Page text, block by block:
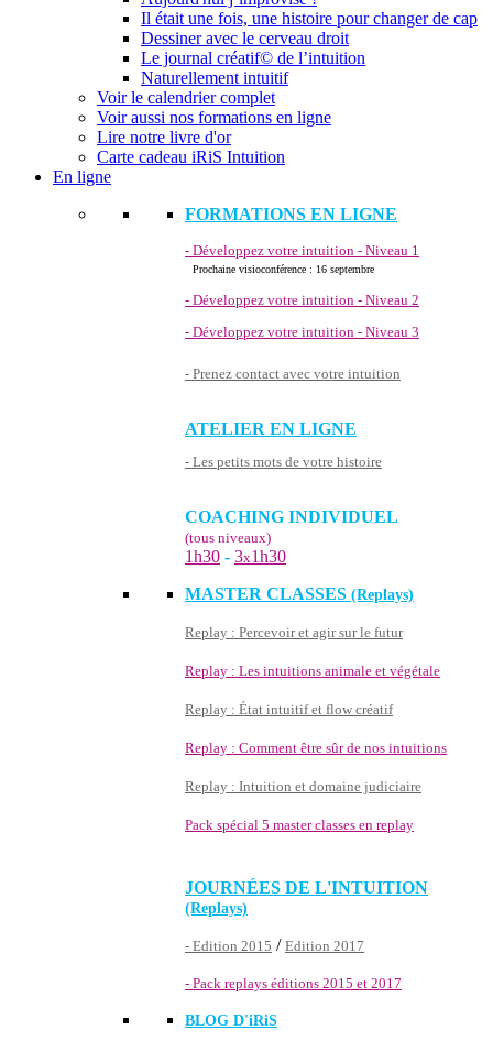
Il était une fois, une histoire pour changer de cap
Dessiner avec le cerveau droit
Le journal créatif© de l’intuition
Naturellement intuitif
Voir le calendrier complet
Voir aussi nos formations en ligne
Lire notre livre d'or
Carte cadeau iRiS Intuition
En ligne
FORMATIONS EN LIGNE
- Développez votre intuition - Niveau 1
Prochaine visioconférence : 16 septembre
- Développez votre intuition - Niveau 2
- Développez votre intuition - Niveau 3
- Prenez contact avec votre intuition
ATELIER EN LIGNE
- Les petits mots de votre histoire
COACHING INDIVIDUEL
(tous niveaux)
1h30 - 3x1h30
MASTER CLASSES (Replays)
Replay : Percevoir et agir sur le futur
Replay : Les intuitions animale et végétale
Replay : État intuitif et flow créatif
Replay : Comment être sûr de nos intuitions
Replay : Intuition et domaine judiciaire
Pack spécial 5 master classes en replay
JOURNÉES DE L'INTUITION
(Replays)
- Edition 2015 / Edition 2017
- Pack replays éditions 2015 et 2017
BLOG D'iRiS